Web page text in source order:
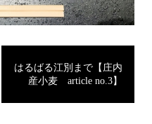
はるばる江別まで【庄内
産小麦 article no.3】